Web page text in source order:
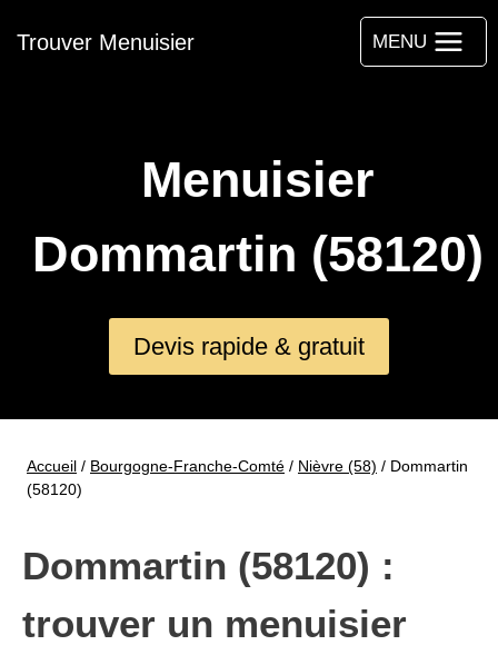
auTrouver Menuisier MENU
Menuisier
Dommartin (58120)
Devis rapide & gratuit
Accueil / Bourgogne-Franche-Comté / Nièvre (58) / Dommartin
(58120)
Dommartin (58120) :
trouver un menuisier